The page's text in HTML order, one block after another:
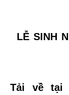
LỄ SINH
Tải về tại